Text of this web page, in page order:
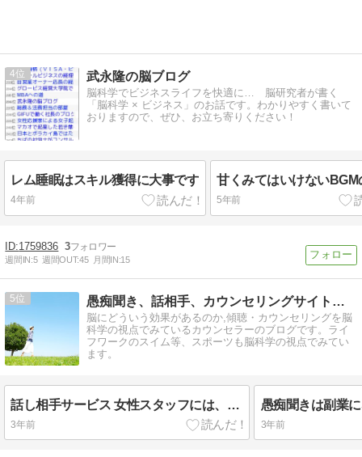
4 武永隆の脳ブログ
脳科学でビジネスライフを快適に… 脳研究者が書く
「脳科学 × ビジネス」のお話です。わかりやすく書いて
おりますので、ぜひ、お立ち寄りください！
レム睡眠はスキル獲得に大事です
4年前
甘くみてはいけないBGM
5年前
1759836 3
週間IN:5 週間OUT:45 月間IN:15
5 愚痴聞き、話相手、カウンセリングサイト優しさの森のコラム
脳にどういう効果があるのか,傾聴・カウンセリングを脳
科学の視点でみているカウンセラーのブログです。ライ
フワークのスイム等、スポーツも脳科学の視点でみてい
ます。
話し相手サービス 女性スタッフには、どういう人が向いているのか？
3年前
愚痴聞きは副業
3年前